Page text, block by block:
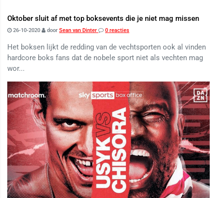
Oktober sluit af met top boksevents die je niet mag missen
26-10-2020 door Sean van Dinter 0 reacties
Het boksen lijkt de redding van de vechtsporten ook al vinden
hardcore boks fans dat de nobele sport niet als vechten mag
wor...